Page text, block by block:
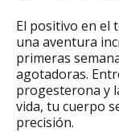
El positivo en el
una aventura
primeras
agotadoras.
progesterona y
vida, tu cuerpo
precisión.